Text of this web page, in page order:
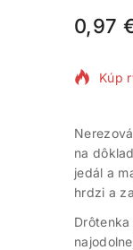
0,97
13
Kúp
na
jedál a
hrdzi a